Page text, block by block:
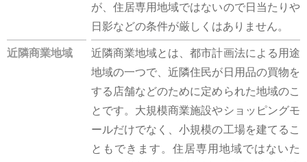
が、住居専用地域ではないので日当たりや
日影などの条件が厳しくはありません。
近隣商業地域
近隣商業地域とは、都市計画法による用途
地域の一つで、近隣住民が日用品の買物を
する店舗などのために定められた地域のこ
とです。大規模商業施設やショッピングモ
ールだけでなく、小規模の工場を建てるこ
ともできます。住居専用地域ではないた